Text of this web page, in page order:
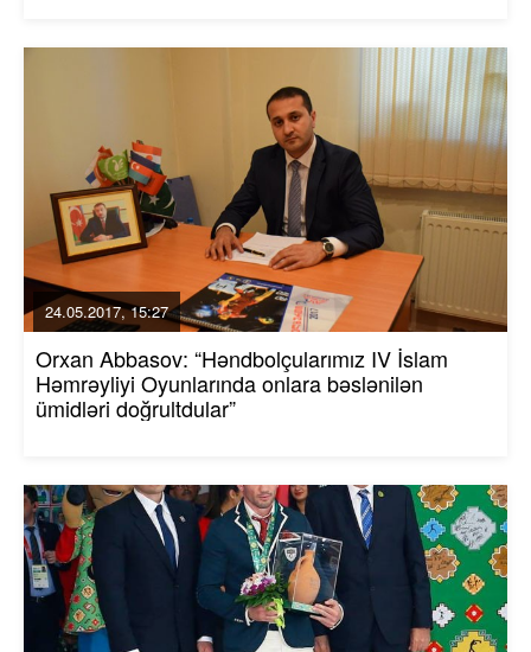
24.05.2017, 15:27
Orxan Abbasov: “Həndbolçularımız IV İslam
Həmrəyliyi Oyunlarında onlara bəslənilən
ümidləri doğrultdular”